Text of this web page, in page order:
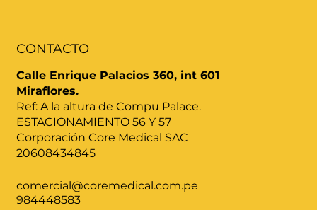
984448583
comercial@coremedical.com.pe
Calle Enrique Palacios 360, int 601
Miraflores.
Ref: A la altura de Compu Palace.
ESTACIONAMIENTO 56 Y 57
Corporación Core Medical SAC
20608434845
CONTACTO